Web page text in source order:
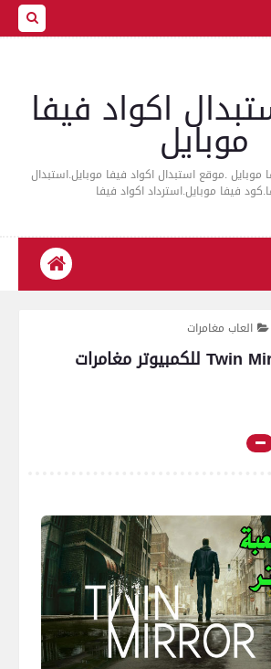
اكواد فيفا
موبايل
.موقع استبدال اكواد فيفا موبايل.استبدال
فيفا موبايل.استرداد اكواد فيفا
العاب مغامرات
تحميل لعبة Twin Mirror للكمبيوتر مغامرات